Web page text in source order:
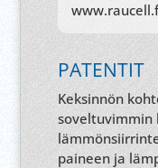
PATENTIT
Keksinnön
soveltuvimmin
paineen ja